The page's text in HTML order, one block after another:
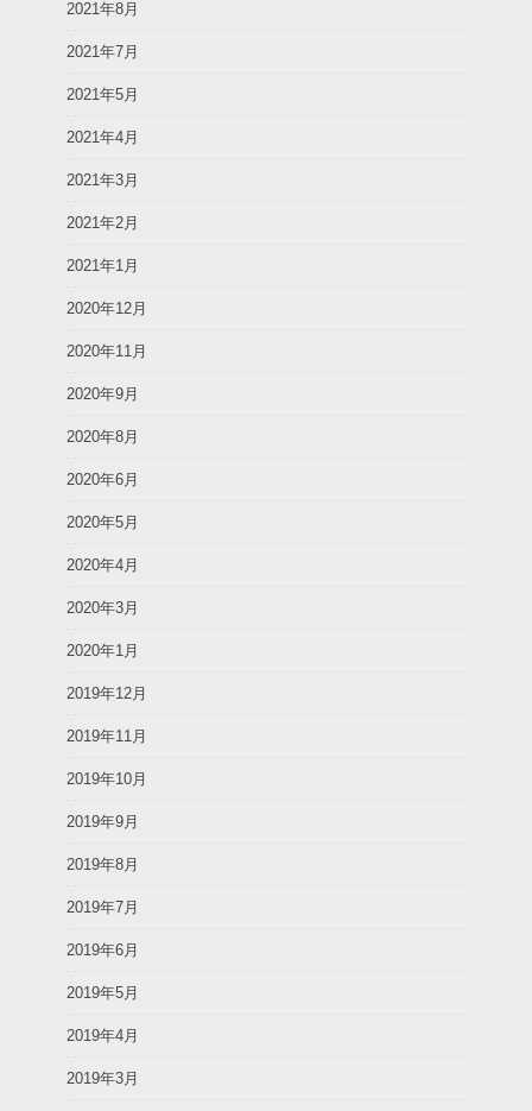
2021年8月
2021年7月
2021年5月
2021年4月
2021年3月
2021年2月
2021年1月
2020年12月
2020年11月
2020年9月
2020年8月
2020年6月
2020年5月
2020年4月
2020年3月
2020年1月
2019年12月
2019年11月
2019年10月
2019年9月
2019年8月
2019年7月
2019年6月
2019年5月
2019年4月
2019年3月